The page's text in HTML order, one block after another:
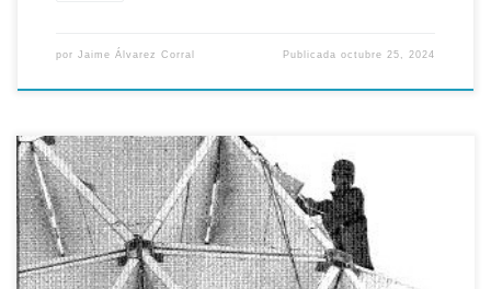
por Jaime Álvarez Corral Publicadaoctubre 25, 2024
Un mes después de la clausura de la Exposición Universal de
Sevilla, la Isla de la Cartuja sufrió otra gran transformación
para acaparar sus nuevos proyectos en aquel final de año